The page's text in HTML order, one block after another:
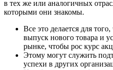
в тех же или аналогичных
которыми они знакомы.
Все это делается для
выпуск нового товара и
рынке, чтобы рос курс
Этому могут служить
успехи в других